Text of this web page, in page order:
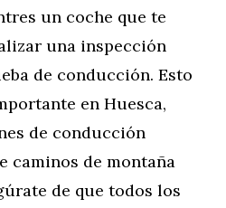
un coche que te
una inspección
de conducción. Esto
en Huesca,
de conducción
caminos de montaña
de que todos los